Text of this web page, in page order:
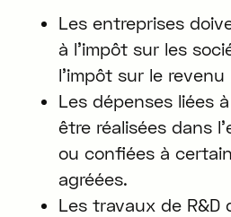
Les entreprises
à l'impôt sur les
l'impôt sur le revenu
Les dépenses liées
être réalisées dans
ou confiées à
agréées.
Les travaux de R&D